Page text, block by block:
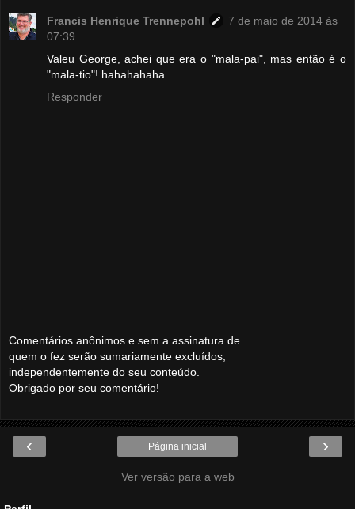
Francis Henrique Trennepohl
7 de maio de 2014 às
07:39
Valeu George, achei que era o "mala-pai", mas então é o
"mala-tio"! hahahahaha
Responder
Comentários anônimos e sem a assinatura de
quem o fez serão sumariamente excluídos,
independentemente do seu conteúdo.
Obrigado por seu comentário!
‹ ›
Página inicial
Ver versão para a web